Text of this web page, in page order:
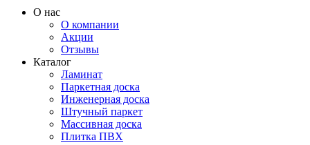
О нас
О компании
Акции
Отзывы
Каталог
Ламинат
Паркетная доска
Инженерная доска
Штучный паркет
Массивная доска
Плитка ПВХ